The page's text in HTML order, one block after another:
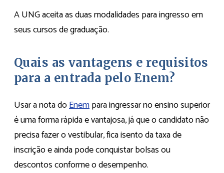
A UNG aceita as duas modalidades para ingresso em
seus cursos de graduação.
Quais as vantagens e requisitos
para a entrada pelo Enem?
Usar a nota doEnempara ingressar no ensino superior
é uma forma rápida e vantajosa, já que o candidato não
precisa fazer o vestibular, fica isento da taxa de
inscrição e ainda pode conquistar bolsas ou
descontos conforme o desempenho.